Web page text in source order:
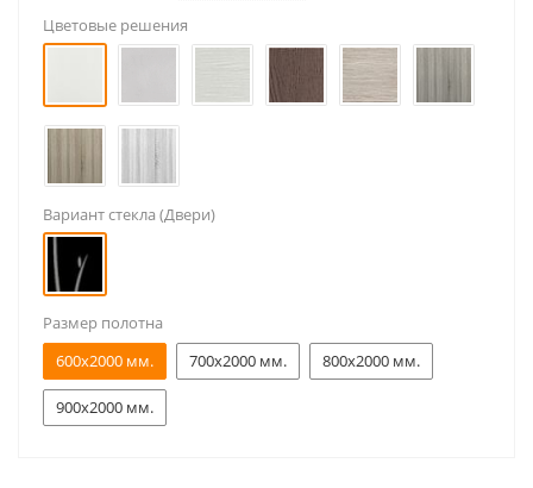
Цветовые решения
Вариант стекла (Двери)
Размер полотна
600x2000 мм.
700x2000 мм. 800x2000 мм.
900x2000 мм.